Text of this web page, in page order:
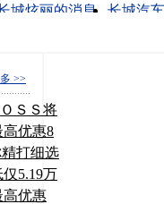
城炫丽的消息
长城汽
>>
ＳＳ将
优惠8
打细选
5.19万
高优惠